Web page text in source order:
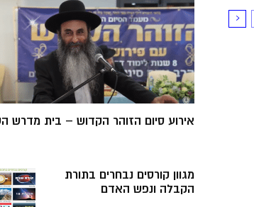
אירוע סיום הזוהר הקדוש – בית מדרש
מגוון קורסים נבחרים בתורת
הקבלה ונפש האדם